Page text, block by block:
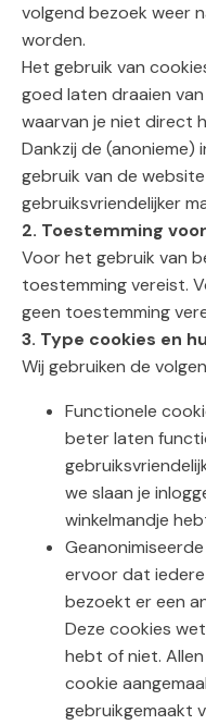
volgend bezoek weer
worden.
Het gebruik van
goed laten draaien
waarvan je niet direct
Dankzij de (anonieme)
gebruik van de
gebruiksvriendelijker
2. Toestemming
Voor het gebruik van
toestemming vereist.
geen toestemming
3. Type cookies en
Wij gebruiken de
Functionele
beter laten
we slaan je
winkelmandje
ervoor dat
bezoekt er een
Deze cookies
hebt of niet.
cookie
gebruikgemaakt